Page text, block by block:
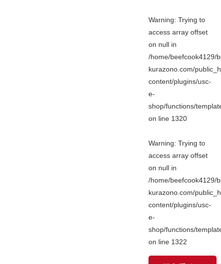
Warning: Trying to
access array offset
on null in
/home/beefcook4129/
kurazono.com/
content/plugins/usc-
e-
shop/functions/
on line 1320
Warning: Trying to
access array offset
on null in
/home/beefcook4129/
kurazono.com/
content/plugins/usc-
e-
shop/functions/
on line 1322